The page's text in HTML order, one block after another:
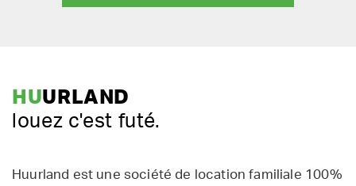
HUURLAND
louez c'est futé.
Huurland est une société de location familiale 100%